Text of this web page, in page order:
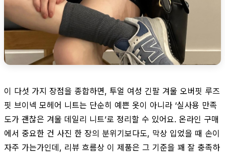
이 다섯 가지 장점을 종합하면, 투얼 여성 긴팔 겨울 오버핏 루즈
핏 브이넥 모헤어 니트는 단순히 예쁜 옷이 아니라 ‘실사용 만족
도가 괜찮은 겨울 데일리 니트’로 정리할 수 있어요. 온라인 구매
에서 중요한 건 사진 한 장의 분위기보다도, 막상 입었을 때 손이
자주 가는가인데, 리뷰 흐름상 이 제품은 그 기준을 꽤 잘 충족하